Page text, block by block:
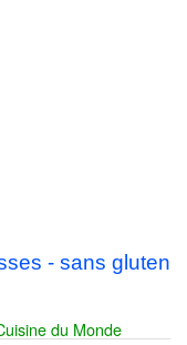
- sans gluten
du Monde